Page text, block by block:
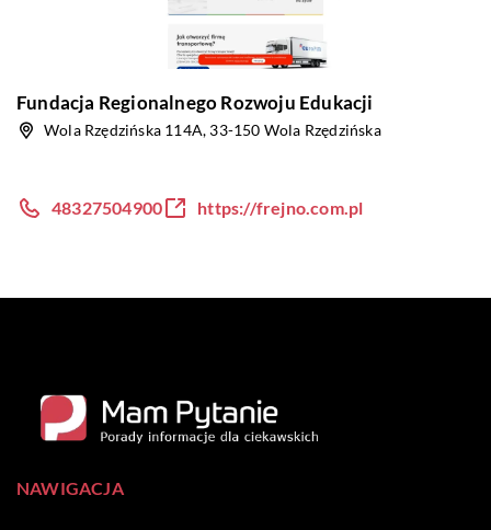
Fundacja Regionalnego Rozwoju Edukacji
Wola Rzędzińska 114A, 33-150 Wola Rzędzińska
48327504900 https://frejno.com.pl
NAWIGACJA